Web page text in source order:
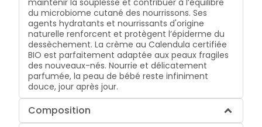
du microbiome cutané des nourrissons. Ses
agents hydratants et nourrissants d'origine
naturelle renforcent et protègent l’épiderme du
dessèchement. La crème au Calendula certifiée
BIO est parfaitement adaptée aux peaux fragiles
des nouveaux-nés. Nourrie et délicatement
parfumée, la peau de bébé reste infiniment
douce, jour après jour.
Composition